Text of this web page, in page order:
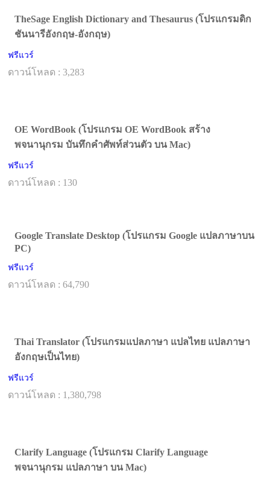
TheSage English Dictionary and Thesaurus (โปรแกรมดิก
ชันนารีอังกฤษ-อังกฤษ)
ฟรีแวร์
ดาวน์โหลด : 3,283
OE WordBook (โปรแกรม OE WordBook สร้าง
พจนานุกรม บันทึกคำศัพท์ส่วนตัว บน Mac)
ฟรีแวร์
ดาวน์โหลด : 130
Google Translate Desktop (โปรแกรม Google แปลภาษาบน
PC)
ฟรีแวร์
ดาวน์โหลด : 64,790
Thai Translator (โปรแกรมแปลภาษา แปลไทย แปลภาษา
อังกฤษเป็นไทย)
ฟรีแวร์
ดาวน์โหลด : 1,380,798
Clarify Language (โปรแกรม Clarify Language
พจนานุกรม แปลภาษา บน Mac)